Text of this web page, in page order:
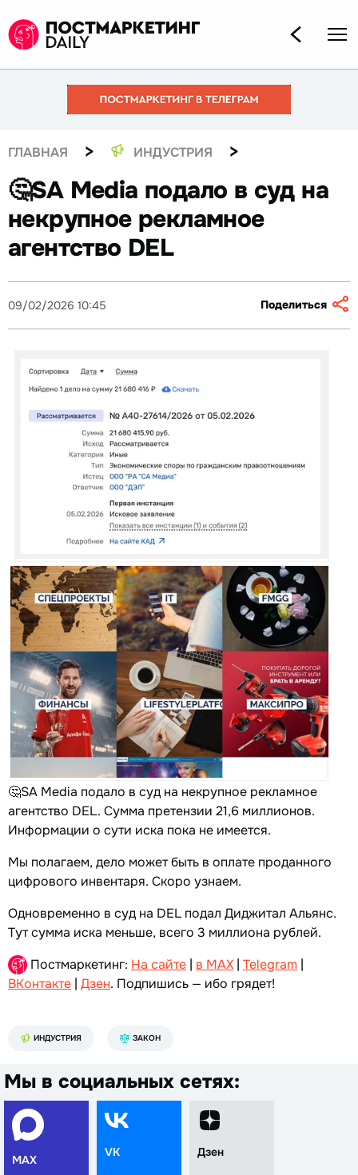
ГЛАВНАЯ > ИНДУСТРИЯ >
🤔SA Media подало в суд на
некрупное рекламное
агентство DEL
09/02/2026 10:45 Поделиться
🤔SA Media подало в суд на некрупное рекламное
агентство DEL. Сумма претензии 21,6 миллионов.
Информации о сути иска пока не имеется.
Мы полагаем, дело может быть в оплате проданного
цифрового инвентаря. Скоро узнаем.
Одновременно в суд на DEL подал Диджитал Альянс.
Тут сумма иска меньше, всего 3 миллиона рублей.
Постмаркетинг: На сайте | в MAX | Telegram |
ВКонтакте | Дзен. Подпишись — ибо грядет!
ИНДУСТРИЯ ЗАКОН
Мы в социальных сетях:
MAX
VK Дзен